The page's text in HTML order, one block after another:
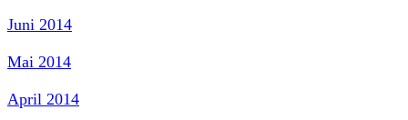
Juni 2014
Mai 2014
April 2014